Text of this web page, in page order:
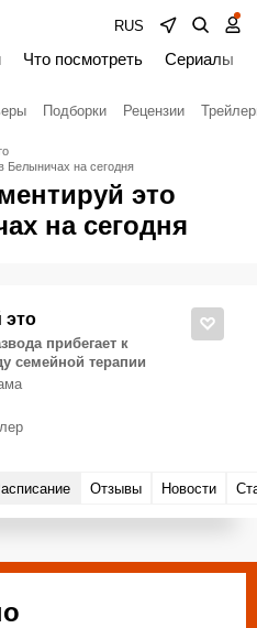
RUS
Что посмотреть Сериалы
Подборки Рецензии
Белыничах на сегодня
это
на сегодня
это
прибегает к
семейной терапии
Отзывы Новости